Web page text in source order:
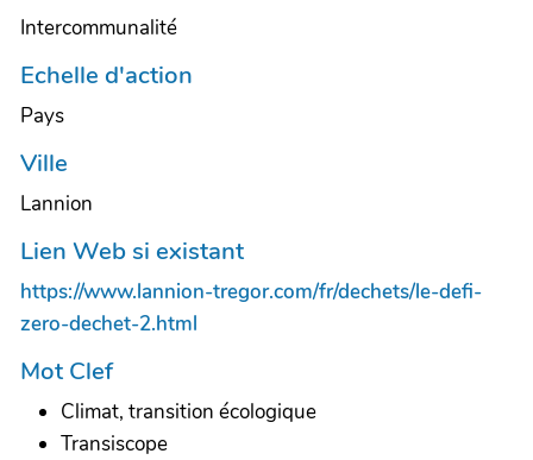
Intercommunalité
Echelle d'action
Pays
Ville
Lannion
Lien Web si existant
https://www.lannion-tregor.com/fr/dechets/le-defi-
zero-dechet-2.html
Mot Clef
Climat, transition écologique
Transiscope